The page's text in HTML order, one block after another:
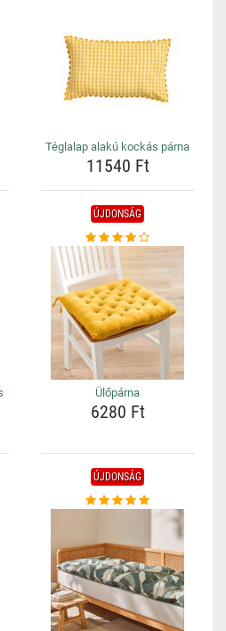
Téglalap alakú kockás párna
11540 Ft
ÚJDONSÁG
Ülőpárna
6280 Ft
ÚJDONSÁG